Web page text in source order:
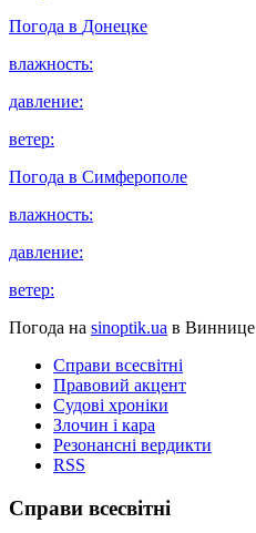
Погода в Донецке
влажность:
давление:
ветер:
Погода в Симферополе
влажность:
давление:
ветер:
Погода на sinoptik.ua в Виннице
Справи всесвітні
Правовий акцент
Судові хроніки
Злочин і кара
Резонансні вердикти
RSS
Справи всесвітні